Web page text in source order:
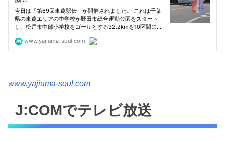
www.yajiuma-soul.com
J:COMでテレビ放送